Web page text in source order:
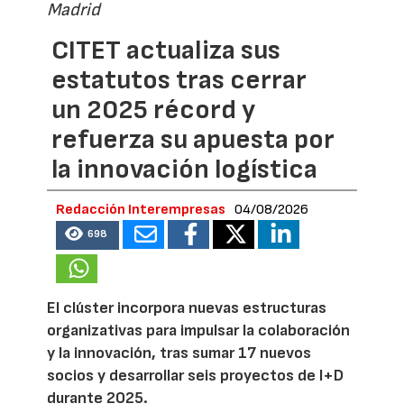
Madrid
CITET actualiza sus
estatutos tras cerrar
un 2025 récord y
refuerza su apuesta por
la innovación logística
Redacción Interempresas 04/08/2026
698
El clúster incorpora nuevas estructuras
organizativas para impulsar la colaboración
y la innovación, tras sumar 17 nuevos
socios y desarrollar seis proyectos de I+D
durante 2025.